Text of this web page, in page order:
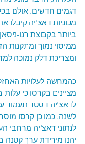
דגמים חדשים. אולם
מכוניות דאצ'יה קיבלו
ביותר בקבוצת רנו-
ממיסוי נמוך ומתקנות
ומצריכת דלק נמוכה
כהמחשה לעלויות
מציינים בקרסו כי עלות
לשנה. כמו כן קרסו
לנתוני דאצ'יה מרחבי
יהנו מירידת ערך קטנה